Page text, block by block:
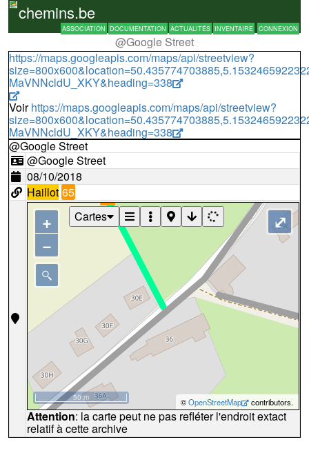
chemins.be
ASSOCIATION DOCUMENTATION ACTUALITÉS INVENTAIRE CONNEXION
@Google Street
https://maps.googleapis.com/maps/api/streetview?
MaVNNcldU_XKY&heading=338
Voirhttps://maps.googleapis.com/maps/api/streetview?
MaVNNcldU_XKY&heading=338
@Google Street
@Google Street
08/10/2018
Haillot 65
©OpenStreetMap contributors.
50 m
+
−
⤢
Cartes
Attention: la carte peut ne pas refléter l'endroit extact
relatif à cette archive